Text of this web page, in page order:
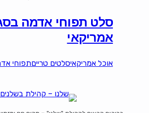
סלט תפוחי אדמה
אמריקאי
אוכל אמריקאיסלטים טרייםתפוחי